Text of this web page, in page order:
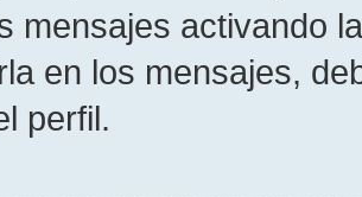
mensajes activando
en los mensajes,
perfil.